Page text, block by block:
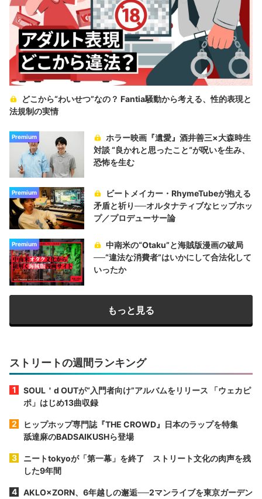
どこから“わいせつ”なの？ Fantia騒動から考える、性的表現と
法規制の実情
Premium
ホラー映画『遺愛』酒井善三×大森時生
対談 “良かれと思ったこと“が呪いを生み、
恐怖を生む
Premium
ビートメイカー・RhymeTubeが抱える
矛盾と祈り──オルタナティブなヒップホッ
プ／プロデューサー論
Premium
中南米の“Otaku”と海賊版漫画の破局
──“違法な消費者”はいかにして合法化して
いったか
もっと見る
ストリートの週間ランキング
SOUL＇d OUTが“入門者向け”アルバムをリリース 「ウェカピ
ポ」はじめ13曲収録
ヒップホップ専門誌『THE CROWD』日本のラップを特集
舐達麻のBADSAIKUSHら登場
ニートtokyoが「第一幕」を終了 ストリート文化の肉声を残
した9年間
AKLO×ZORN、6年越しの邂逅──2マンライブを東京ガーデン